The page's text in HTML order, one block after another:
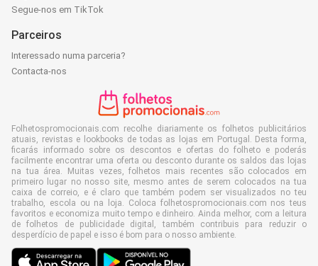
Segue-nos em TikTok
Parceiros
Interessado numa parceria?
Contacta-nos
Folhetospromocionais.com recolhe diariamente os folhetos publicitários
atuais, revistas e lookbooks de todas as lojas em Portugal. Desta forma,
ficarás informado sobre os descontos e ofertas do folheto e poderás
facilmente encontrar uma oferta ou desconto durante os saldos das lojas
na tua área. Muitas vezes, folhetos mais recentes são colocados em
primeiro lugar no nosso site, mesmo antes de serem colocados na tua
caixa de correio, e é claro que também podem ser visualizados no teu
trabalho, escola ou na loja. Coloca folhetospromocionais.com nos teus
favoritos e economiza muito tempo e dinheiro. Ainda melhor, com a leitura
de folhetos de publicidade digital, também contribuis para reduzir o
desperdício de papel e isso é bom para o nosso ambiente.